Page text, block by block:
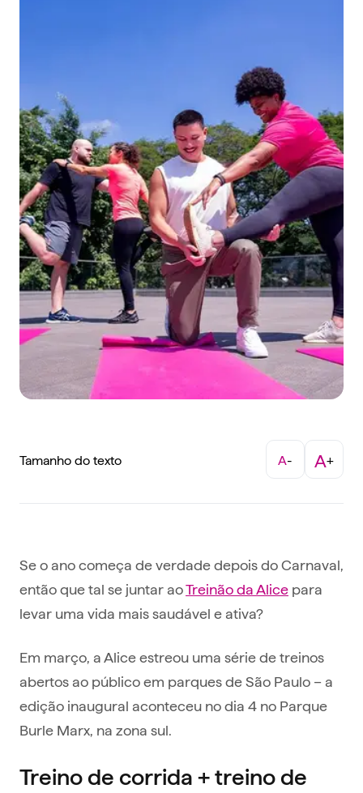
Tamanho do texto A- A+
Se o ano começa de verdade depois do Carnaval,
então que tal se juntar aoTreinão da Alice para
levar uma vida mais saudável e ativa?
Em março, a Alice estreou uma série de treinos
abertos ao público em parques de São Paulo – a
edição inaugural aconteceu no dia 4 no Parque
Burle Marx, na zona sul.
Treino de corrida + treino de